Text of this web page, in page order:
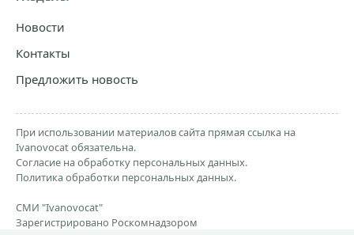
Новости
Контакты
Предложить новость
При использовании материалов сайта прямая ссылка на
Ivanovocat обязательна.
Согласие на обработку персональных данных.
Политика обработки персональных данных.
СМИ "Ivanovocat"
Зарегистрировано Роскомнадзором